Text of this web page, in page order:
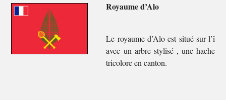
Royaume d’Alo
Le royaume d’Alo est situé sur l’île
avec un arbre stylisé , une hache
tricolore en canton.